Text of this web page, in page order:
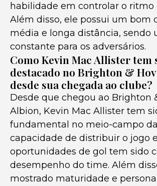
habilidade em controlar o ritmo
Além disso, ele possui um bom
média e longa distância, sendo
constante para os adversários.
Como Kevin Mac Allister tem
destacado no Brighton &
desde sua chegada ao clube?
Desde que chegou ao Brighton
Albion, Kevin Mac Allister tem
fundamental no meio-campo
capacidade de distribuir o jogo
oportunidades de gol tem sido
desempenho do time. Além
mostrado maturidade e